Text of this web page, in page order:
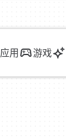
应用 游戏